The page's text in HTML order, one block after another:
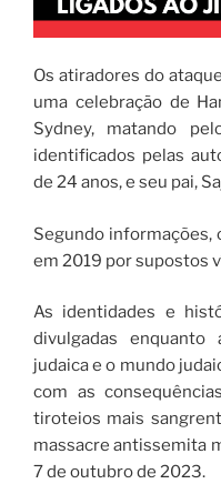
Os atiradores do
uma celebração de
Sydney, matando
identificados pelas
de 24 anos, e seu pai,
Segundo informações,
em 2019 por supostos
As identidades e
divulgadas enquanto
judaica e o mundo
com as
tiroteios mais
massacre antissemita
7 de outubro de 2023.